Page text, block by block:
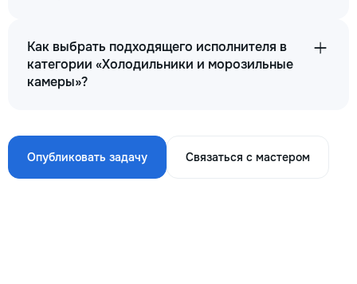
Как выбрать подходящего исполнителя в
категории «Холодильники и морозильные
камеры»?
Опубликовать задачу Связаться с мастером